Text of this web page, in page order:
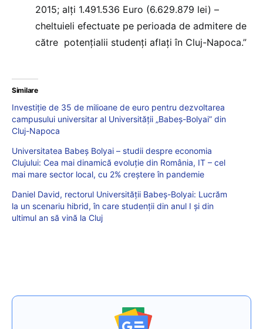
2015; alți 1.491.536 Euro (6.629.879 lei) –
cheltuieli efectuate pe perioada de admitere de
către potențialii studenți aflați în Cluj-Napoca.”
Similare
Investiție de 35 de milioane de euro pentru dezvoltarea
campusului universitar al Universității „Babeş-Bolyai” din
Cluj-Napoca
Universitatea Babeș Bolyai – studii despre economia
Clujului: Cea mai dinamică evoluție din România, IT – cel
mai mare sector local, cu 2% creștere în pandemie
Daniel David, rectorul Universității Babeș-Bolyai: Lucrăm
la un scenariu hibrid, în care studenţii din anul I şi din
ultimul an să vină la Cluj